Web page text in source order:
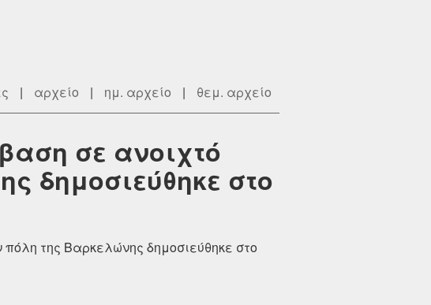
| αρχείο | ημ. αρχείο | θεμ. αρχείο
σε ανοιχτό
δημοσιεύθηκε στο
της Βαρκελώνης δημοσιεύθηκε στο